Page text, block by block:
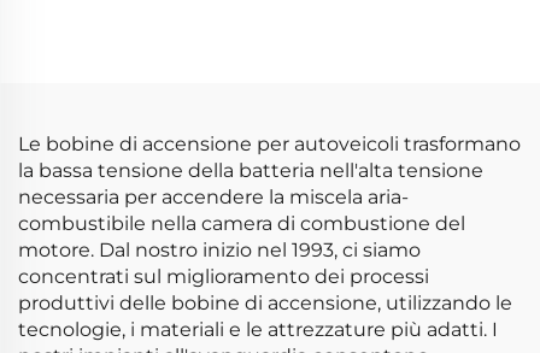
Le bobine di accensione per autoveicoli trasformano
la bassa tensione della batteria nell'alta tensione
necessaria per accendere la miscela aria-
combustibile nella camera di combustione del
motore. Dal nostro inizio nel 1993, ci siamo
concentrati sul miglioramento dei processi
produttivi delle bobine di accensione, utilizzando le
tecnologie, i materiali e le attrezzature più adatti. I